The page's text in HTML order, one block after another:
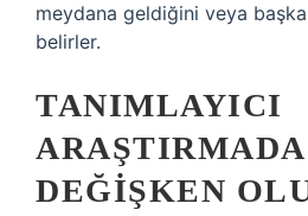
meydana geldiğini veya
belirler.
TANIMLAYICI
ARAŞTIRMADA
DEĞIŞKEN